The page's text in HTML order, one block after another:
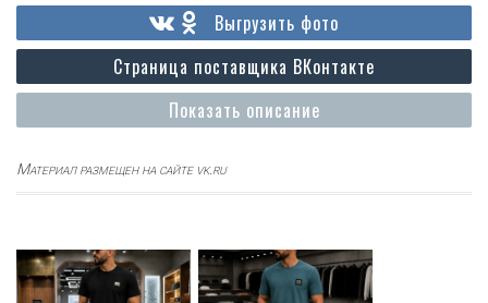
Показать описание
Страница поставщика ВКонтакте
Выгрузить фото
Материал размещен на сайте vk.ru